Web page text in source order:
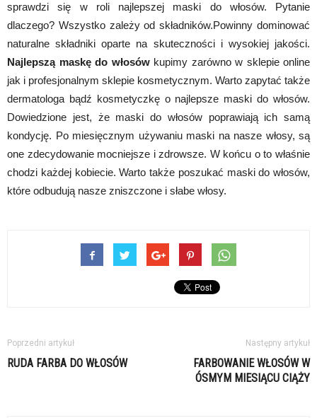
sprawdzi się w roli najlepszej maski do włosów. Pytanie
dlaczego? Wszystko zależy od składników.Powinny dominować
naturalne składniki oparte na skuteczności i wysokiej jakości.
Najlepszą maskę do włosówkupimy zarówno w sklepie online
jak i profesjonalnym sklepie kosmetycznym. Warto zapytać także
dermatologa bądź kosmetyczkę o najlepsze maski do włosów.
Dowiedzione jest, że maski do włosów poprawiają ich samą
kondycję. Po miesięcznym używaniu maski na nasze włosy, są
one zdecydowanie mocniejsze i zdrowsze. W końcu o to właśnie
chodzi każdej kobiecie. Warto także poszukać maski do włosów,
które odbudują nasze zniszczone i słabe włosy.
Poprzedni artykuł
RUDA FARBA DO WŁOSÓW
Następny artykuł
FARBOWANIE WŁOSÓW W
ÓSMYM MIESIĄCU CIĄŻY